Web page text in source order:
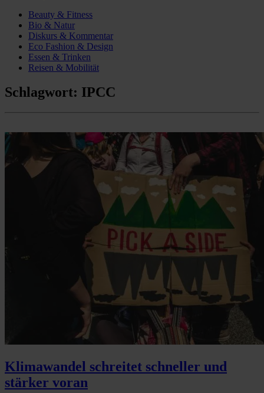
Beauty & Fitness
Bio & Natur
Diskurs & Kommentar
Eco Fashion & Design
Essen & Trinken
Reisen & Mobilität
Schlagwort: IPCC
Klimawandel schreitet schneller und
stärker voran